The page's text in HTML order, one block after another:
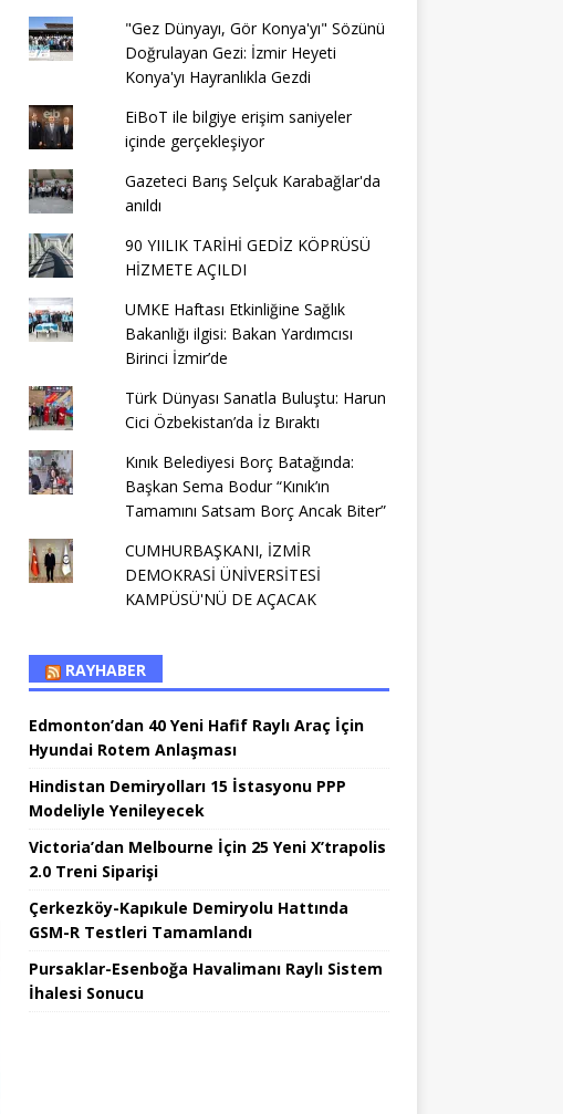
"Gez Dünyayı, Gör Konya'yı" Sözünü
Doğrulayan Gezi: İzmir Heyeti
Konya'yı Hayranlıkla Gezdi
EiBoT ile bilgiye erişim saniyeler
içinde gerçekleşiyor
Gazeteci Barış Selçuk Karabağlar'da
anıldı
90 YIILIK TARİHİ GEDİZ KÖPRÜSÜ
HİZMETE AÇILDI
UMKE Haftası Etkinliğine Sağlık
Bakanlığı ilgisi: Bakan Yardımcısı
Birinci İzmir’de
Türk Dünyası Sanatla Buluştu: Harun
Cici Özbekistan’da İz Bıraktı
Kınık Belediyesi Borç Batağında:
Başkan Sema Bodur “Kınık’ın
Tamamını Satsam Borç Ancak Biter”
CUMHURBAŞKANI, İZMİR
DEMOKRASİ ÜNİVERSİTESİ
KAMPÜSÜ'NÜ DE AÇACAK
RAYHABER
Edmonton’dan 40 Yeni Hafif Raylı Araç İçin
Hyundai Rotem Anlaşması
Hindistan Demiryolları 15 İstasyonu PPP
Modeliyle Yenileyecek
Victoria’dan Melbourne İçin 25 Yeni X’trapolis
2.0 Treni Siparişi
Çerkezköy-Kapıkule Demiryolu Hattında
GSM-R Testleri Tamamlandı
Pursaklar-Esenboğa Havalimanı Raylı Sistem
İhalesi Sonucu